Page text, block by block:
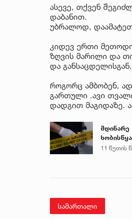
ასევე, თქვენ
დაბანით.
უბრალოდ,
კიდევ ერთი
ზღვის მარილი და
და განსაცდელისგან.
როგორც ამბობენ,
გართული .ავი
დადგით მაგიდაზე.
მდინარე
დედა-
11 წუთის
სამართალი